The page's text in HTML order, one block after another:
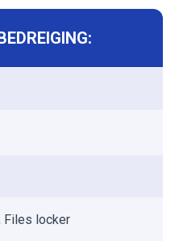
Files locker